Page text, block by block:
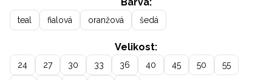
teal fialová oranžová šedá
Velikost:
24 27 30 33 36 40 45 50 55